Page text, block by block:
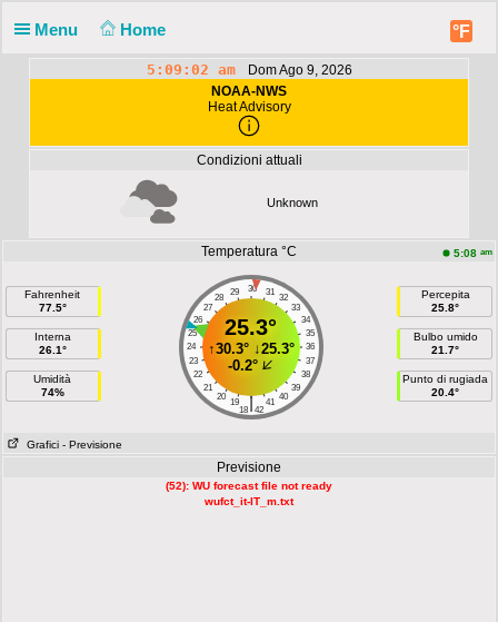
Menu Home °F
5:09:02 am
Dom Ago 9, 2026
NOAA-NWS
Heat Advisory
Condizioni attuali
Unknown
Temperatura °C 5:08 am
Fahrenheit
77.5°
Interna
26.1°
Umidità
74%
30
29 31
28
32
27
33
26
34
25
35
24
36
23
37
22
38
21
39
20
40
19 41
|
18 42
25.3°
↑30.3°↓25.3°
-0.2°
Percepita
25.8°
Bulbo umido
21.7°
Punto di rugiada
20.4°
Grafici - Previsione
Previsione
(52): WU forecast file not ready
wufct_it-IT_m.txt